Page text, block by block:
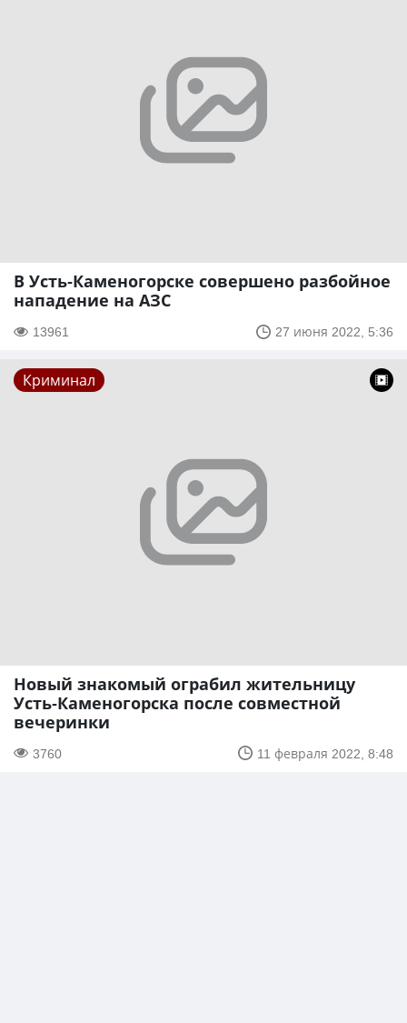
В Усть-Каменогорске совершено разбойное
нападение на АЗС
13961 27 июня 2022, 5:36
Криминал
Новый знакомый ограбил жительницу
Усть-Каменогорска после совместной
вечеринки
3760 11 февраля 2022, 8:48